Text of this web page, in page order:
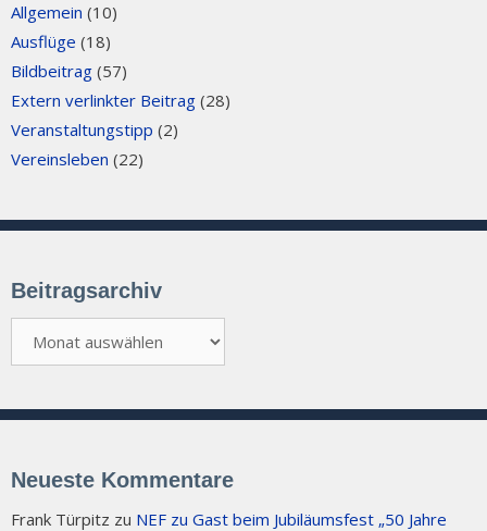
Allgemein (10)
Ausflüge (18)
Bildbeitrag (57)
Extern verlinkter Beitrag (28)
Veranstaltungstipp (2)
Vereinsleben (22)
Beitragsarchiv
Neueste Kommentare
Frank Türpitz zu NEF zu Gast beim Jubiläumsfest „50 Jahre